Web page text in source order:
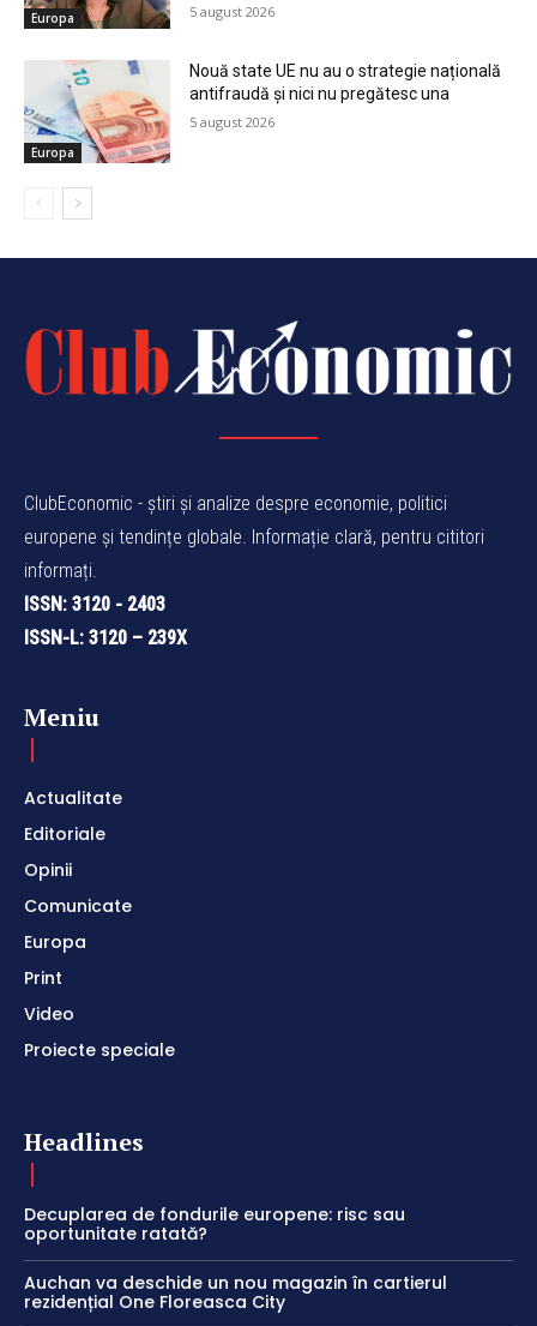
Europa 5 august 2026
Europa
Nouă state UE nu au o strategie națională
antifraudă și nici nu pregătesc una
5 august 2026
ClubEconomic - știri și analize despre economie, politici
europene și tendințe globale. Informație clară, pentru cititori
informați.
ISSN: 3120 - 2403
ISSN-L: 3120 – 239X
Meniu
Actualitate
Editoriale
Opinii
Comunicate
Europa
Print
Video
Proiecte speciale
Headlines
Decuplarea de fondurile europene: risc sau
oportunitate ratată?
Auchan va deschide un nou magazin în cartierul
rezidențial One Floreasca City